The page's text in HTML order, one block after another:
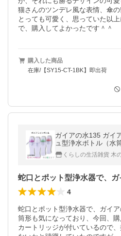
猫さんのツンデレ風な表情、傘
とっても可愛く、思っていた以
で、購入してよかったです＾＾
購入した商品
在庫/【SY15-CT-1BK】即出荷
ガイアの水135 ガイ
ュ型浄水ボトル（水
くらしの生活雑貨 木
4
蛇口とポット型浄水器で、ガイ
筒形も気になっており、今回、購
カートリッジが付いているので